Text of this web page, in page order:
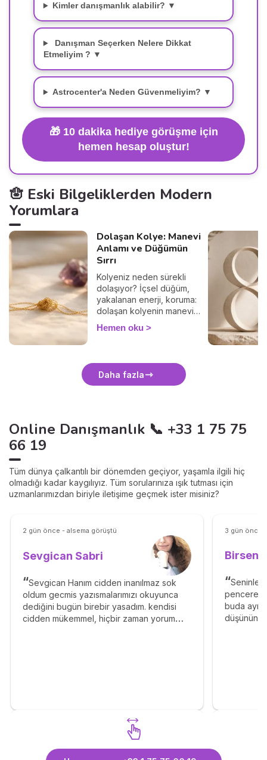
Kimler danışmanlık alabilir? ▼
Danışman Seçerken Nelere Dikkat
Etmeliyim ? ▼
Astrocenter'a Neden Güvenmeliyim? ▼
🎁 10 dakika hediye görüşme için
hemen hesap oluştur!
🪬 Eski Bilgeliklerden Modern
Yorumlara
Dolaşan Kolye: Manevi
Anlamı ve Düğümün
Sırrı
Kolyeniz neden sürekli
dolaşıyor? İçsel düğüm,
yakalanan enerji, koruma:
dolaşan kolyenin manevi
anlamını ve nazikçe
çözmenin yolunu keşfedin.
Hemen oku
Daha fazla
Online Danışmanlık 📞 +33 1 75 75
66 19
Tüm dünya çalkantılı bir dönemden geçiyor, yaşamla ilgili hiç
olmadığı kadar kaygılıyız. Tüm sorularınıza ışık tutması için
uzmanlarımızdan biriyle iletişime geçmek ister misiniz?
2 gün önce - alsema görüştü
Sevgican Sabri
Sevgican Hanım cidden inanılmaz sok
oldum gecmis yazısmalarımızı okuyunca
dediğini bugün birebir yasadım. kendisi
cidden mükemmel, hiçbir zaman yorum
Sevgican Sabri uzmanımızı
3 gün önce
Birsen
Seninle
buda ayrı
düşününce